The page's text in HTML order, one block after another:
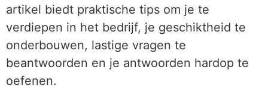
artikel biedt praktische tips om je te
verdiepen in het bedrijf, je geschiktheid te
onderbouwen, lastige vragen te
beantwoorden en je antwoorden hardop te
oefenen.